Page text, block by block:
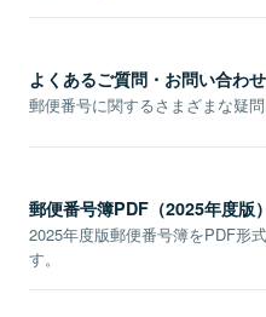
よくあるご質問・お問い合わせ
郵便番号に関するさまざまな疑問
郵便番号簿PDF（2025年度版）
2025年度版郵便番号簿をPDF形
す。